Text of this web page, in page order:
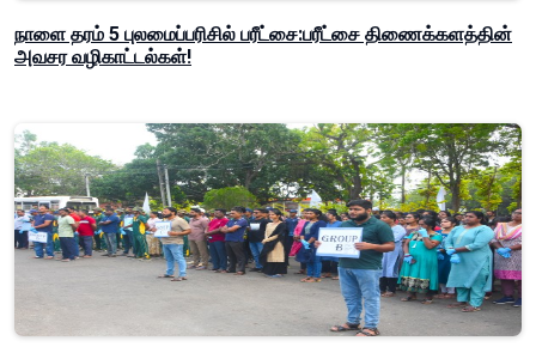
நாளை தரம் 5 புலமைப்பரிசில் பரீட்சை:பரீட்சை திணைக்களத்தின்
அவசர வழிகாட்டல்கள்!